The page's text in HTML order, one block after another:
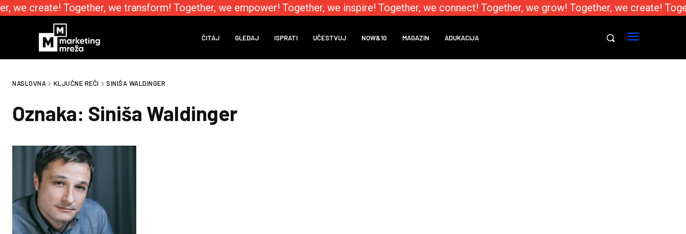
we create! Together, we transform! Together, we empower! Together, we inspire! Together, we connect! Together, we grow! Together, we create!
ČITAJ GLEDAJ ISPRATI UČESTVUJ NOW&10 MAGAZIN ADUKACIJA
NASLOVNA KLJUČNE REČI SINIŠA WALDINGER
Oznaka: Siniša Waldinger